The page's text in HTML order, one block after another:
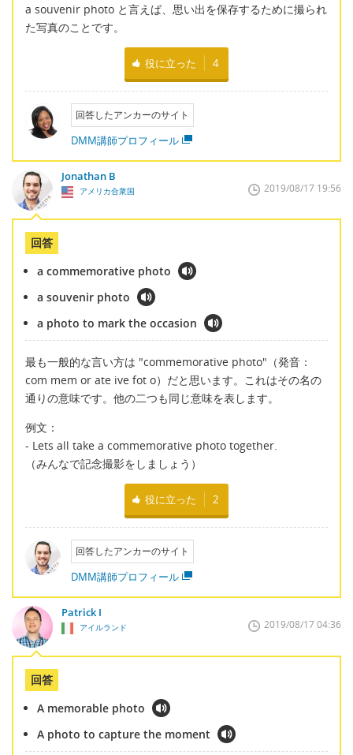
a souvenir photo と言えば、思い出を保存するために撮られ
た写真のことです。
役に立った 4
回答したアンカーのサイト
DMM講師プロフィール
Jonathan B
アメリカ合衆国 2019/08/17 19:56
回答
a commemorative photo
a souvenir photo
a photo to mark the occasion
最も一般的な言い方は "commemorative photo"（発音：
com mem or ate ive fot o）だと思います。これはその名の
通りの意味です。他の二つも同じ意味を表します。
例文：
- Lets all take a commemorative photo together.
（みんなで記念撮影をしましょう）
役に立った 2
回答したアンカーのサイト
DMM講師プロフィール
Patrick I
アイルランド 2019/08/17 04:36
回答
A memorable photo
A photo to capture the moment